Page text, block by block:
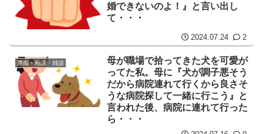
婚できないのよ！』と言い出し
て・・・
2024.07.24 2
愚痴・相談・雑談
母が職場で拾ってきた犬を可愛が
ってた私。母に『犬が調子悪そう
だから病院連れて行くから良さそ
うな病院探して一緒に行こう』と
言われた後、病院に連れて行った
ら・・・